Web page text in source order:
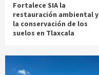
Fortalece SIA la
restauración ambiental y
la conservación de los
suelos en Tlaxcala